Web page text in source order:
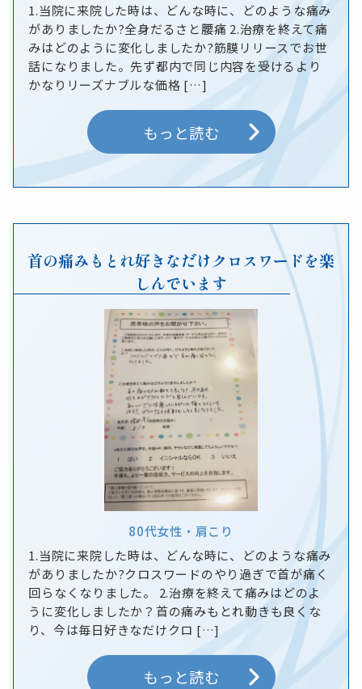
1.当院に来院した時は、どんな時に、どのような痛み
がありましたか?全身だるさと腰痛 2.治療を終えて痛
みはどのように変化しましたか?筋膜リリースでお世
話になりました。先ず都内で同じ内容を受けるより
かなりリーズナブルな価格 […]
もっと読む
首の痛みもとれ好きなだけクロスワードを楽
しんでいます
80代女性 ・ 肩こり
1.当院に来院した時は、どんな時に、どのような痛み
がありましたか?クロスワードのやり過ぎで首が痛く
回らなくなりました。 2.治療を終えて痛みはどのよ
うに変化しましたか？首の痛みもとれ動きも良くな
り、今は毎日好きなだけクロ […]
もっと読む